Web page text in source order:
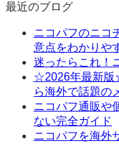
最近のブログ
ニコパフのニコ
意点をわかりや
迷ったらこれ！
☆2026年最新版
ら海外で話題の
ニコパフ通販や
ない完全ガイド
ニコパフを海外